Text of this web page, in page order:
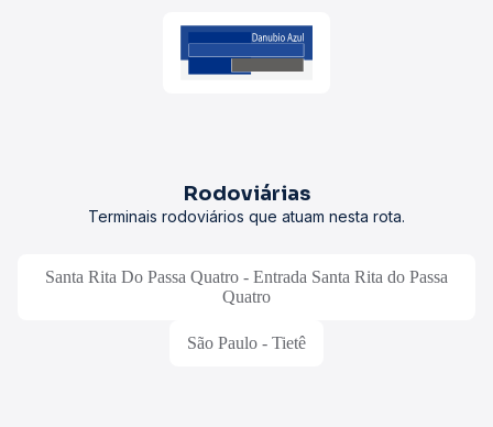
Rodoviárias
Terminais rodoviários que atuam nesta rota.
Santa Rita Do Passa Quatro - Entrada Santa Rita do Passa
Quatro
São Paulo - Tietê